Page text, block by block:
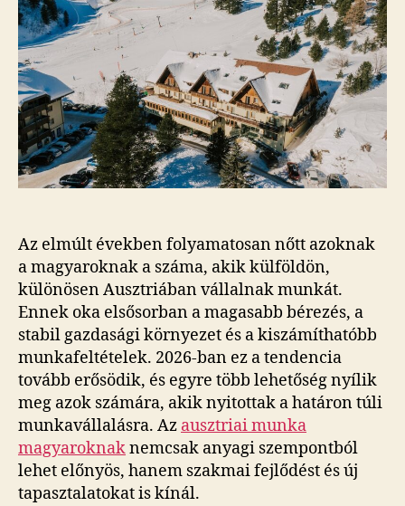
Az elmúlt években folyamatosan nőtt azoknak
a magyaroknak a száma, akik külföldön,
különösen Ausztriában vállalnak munkát.
Ennek oka elsősorban a magasabb bérezés, a
stabil gazdasági környezet és a kiszámíthatóbb
munkafeltételek. 2026-ban ez a tendencia
tovább erősödik, és egyre több lehetőség nyílik
meg azok számára, akik nyitottak a határon túli
munkavállalásra. Az ausztriai munka
magyaroknaknemcsak anyagi szempontból
lehet előnyös, hanem szakmai fejlődést és új
tapasztalatokat is kínál.